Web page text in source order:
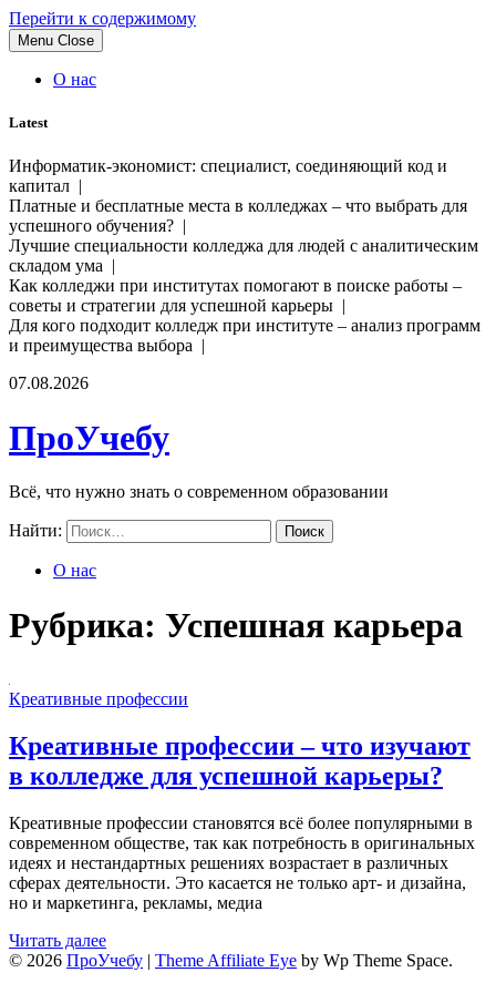
Перейти к содержимому
Menu Close
О нас
Latest
Информатик-экономист: специалист, соединяющий код и
капитал |
Платные и бесплатные места в колледжах – что выбрать для
успешного обучения? |
Лучшие специальности колледжа для людей с аналитическим
складом ума |
Как колледжи при институтах помогают в поиске работы –
советы и стратегии для успешной карьеры |
Для кого подходит колледж при институте – анализ программ
и преимущества выбора |
07.08.2026
ПроУчебу
Всё, что нужно знать о современном образовании
Найти:
О нас
Рубрика: Успешная карьера
Креативные профессии
Креативные профессии – что изучают
в колледже для успешной карьеры?
Креативные профессии становятся всё более популярными в
современном обществе, так как потребность в оригинальных
идеях и нестандартных решениях возрастает в различных
сферах деятельности. Это касается не только арт- и дизайна,
но и маркетинга, рекламы, медиа
Читать далее
© 2026 ПроУчебу | Theme Affiliate Eye by Wp Theme Space.